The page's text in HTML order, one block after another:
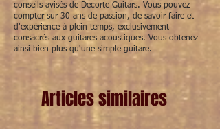
2. Tweede keuze: welk type bas-snaren (E-
A-D) wil je gebruiken?
HT Classic bassen:warme, donkere en
klassieke klank
Corum bassen:krachtige, heldere en
levendige klank
Cantiga bassen:
warmer dan Corum
meer gedefinieerd dan gewone Cantiga
conseils avisés de Decorte Guitars. Vous pouvez
compter sur 30 ans de passion, de savoir-faire et
d'expérience à plein temps, exclusivement
consacrés aux guitares acoustiques. Vous obtenez
ainsi bien plus qu'une simple guitare.
Articles similaires